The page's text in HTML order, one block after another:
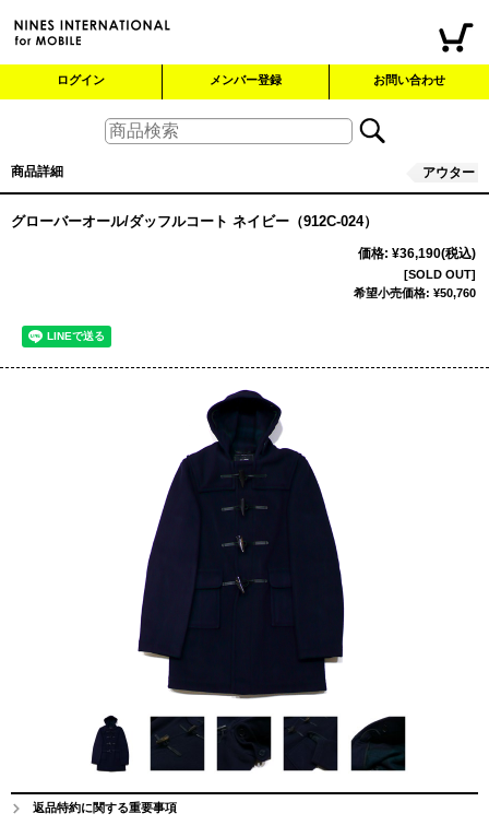
ログイン メンバー登録 お問い合わせ
商品詳細 アウター
グローバーオール/ダッフルコート ネイビー（912C-024）
価格: ¥36,190(税込)
[SOLD OUT]
希望小売価格: ¥50,760
返品特約に関する重要事項